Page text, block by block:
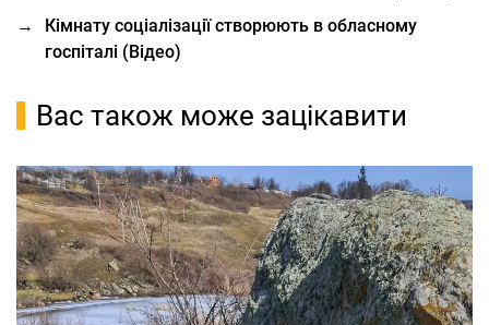
→
Кімнату соціалізації створюють в обласному
госпіталі (Відео)
Вас також може зацікавити